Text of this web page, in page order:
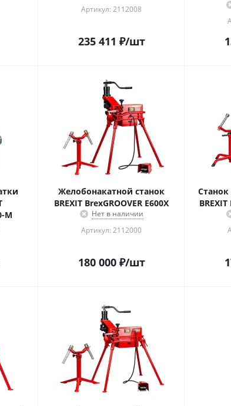
Артикул: 2112008
235 411 ₽/шт
M
Желобонакатной станок
BREXIT BrexGROOVER E600X
Нет в наличии
Артикул: 2112000
180 000₽/шт
BREXIT